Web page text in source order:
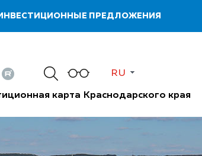
ПРЕДЛОЖЕНИЯ
RU
карта Краснодарского края